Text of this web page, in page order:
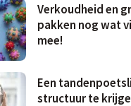
Verkoudheid en
pakken nog wat
mee!
Een
structuur te